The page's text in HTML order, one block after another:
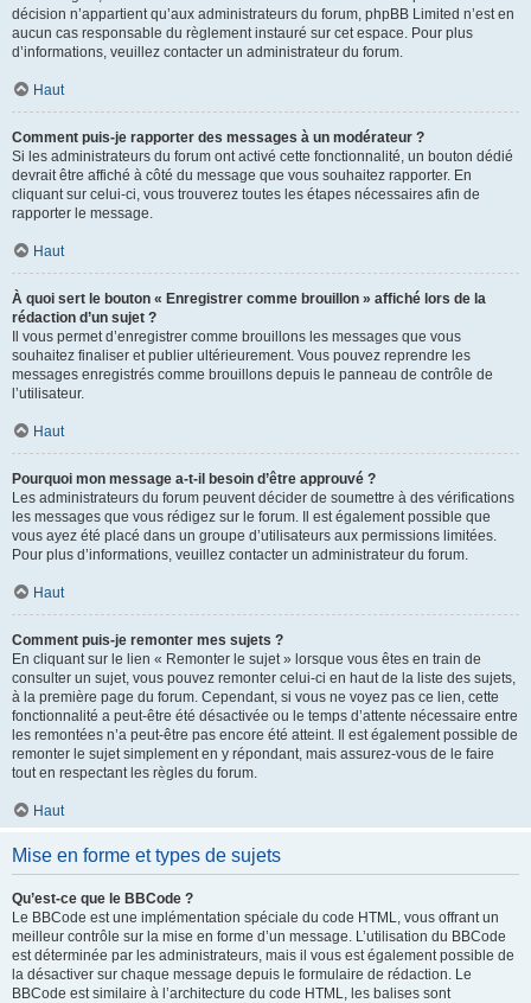
décision n’appartient qu’aux administrateurs du forum, phpBB Limited n’est en
aucun cas responsable du règlement instauré sur cet espace. Pour plus
d’informations, veuillez contacter un administrateur du forum.
Haut
Comment puis-je rapporter des messages à un modérateur ?
Si les administrateurs du forum ont activé cette fonctionnalité, un bouton dédié
devrait être affiché à côté du message que vous souhaitez rapporter. En
cliquant sur celui-ci, vous trouverez toutes les étapes nécessaires afin de
rapporter le message.
Haut
À quoi sert le bouton « Enregistrer comme brouillon » affiché lors de la
rédaction d’un sujet ?
Il vous permet d’enregistrer comme brouillons les messages que vous
souhaitez finaliser et publier ultérieurement. Vous pouvez reprendre les
messages enregistrés comme brouillons depuis le panneau de contrôle de
l’utilisateur.
Haut
Pourquoi mon message a-t-il besoin d’être approuvé ?
Les administrateurs du forum peuvent décider de soumettre à des vérifications
les messages que vous rédigez sur le forum. Il est également possible que
vous ayez été placé dans un groupe d’utilisateurs aux permissions limitées.
Pour plus d’informations, veuillez contacter un administrateur du forum.
Haut
Comment puis-je remonter mes sujets ?
En cliquant sur le lien « Remonter le sujet » lorsque vous êtes en train de
consulter un sujet, vous pouvez remonter celui-ci en haut de la liste des sujets,
à la première page du forum. Cependant, si vous ne voyez pas ce lien, cette
fonctionnalité a peut-être été désactivée ou le temps d’attente nécessaire entre
les remontées n’a peut-être pas encore été atteint. Il est également possible de
remonter le sujet simplement en y répondant, mais assurez-vous de le faire
tout en respectant les règles du forum.
Haut
Mise en forme et types de sujets
Qu’est-ce que le BBCode ?
Le BBCode est une implémentation spéciale du code HTML, vous offrant un
meilleur contrôle sur la mise en forme d’un message. L’utilisation du BBCode
est déterminée par les administrateurs, mais il vous est également possible de
la désactiver sur chaque message depuis le formulaire de rédaction. Le
BBCode est similaire à l’architecture du code HTML, les balises sont